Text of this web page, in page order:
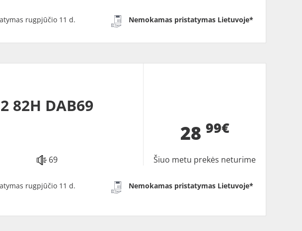
rugpjūčio 11 d. Nemokamas pristatymas Lietuvoje*
82H DAB69
69
28 99€
Šiuo metu prekės neturime
rugpjūčio 11 d. Nemokamas pristatymas Lietuvoje*